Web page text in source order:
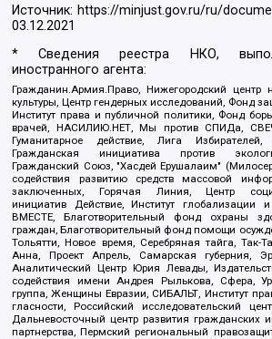
Источник: https://minjust.gov.ru/ru/
03.12.2021
* Сведения реестра НКО,
иностранного агента:
Гражданин.Армия.Право, Нижегородский центр
культуры, Центр гендерных исследований, Фонд
Институт права и публичной политики, Фонд
врачей, НАСИЛИЮ.НЕТ, Мы против СПИДа,
Гуманитарное действие, Лига
Гражданская инициатива против
Гражданский Союз, "Хасдей Ерушалаим"
содействия развитию средств массовой
заключенных, Горячая Линия, Центр
инициатив Действие, Институт глобализации
ВМЕСТЕ, Благотворительный фонд охраны
граждан, Благотворительный фонд помощи
Тольятти, Новое время, Серебряная тайга, Так-
Анна, Проект Апрель, Самарская губерния,
Аналитический Центр Юрия Левады,
содействия имени Андрея Рылькова, Сфера,
группа, Женщины Евразии, СИБАЛЬТ, Институт
гласности, Российский исследовательский
Дальневосточный центр развития гражданских
партнерства, Пермский региональный